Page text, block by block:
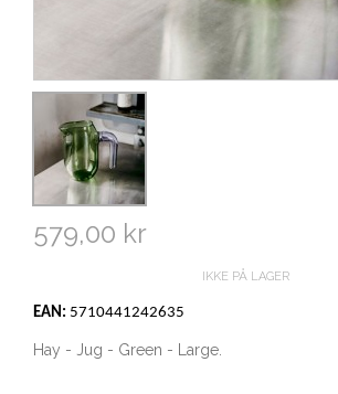
579,00 kr
IKKE PÅ LAGER
EAN: 5710441242635
Hay - Jug - Green - Large.